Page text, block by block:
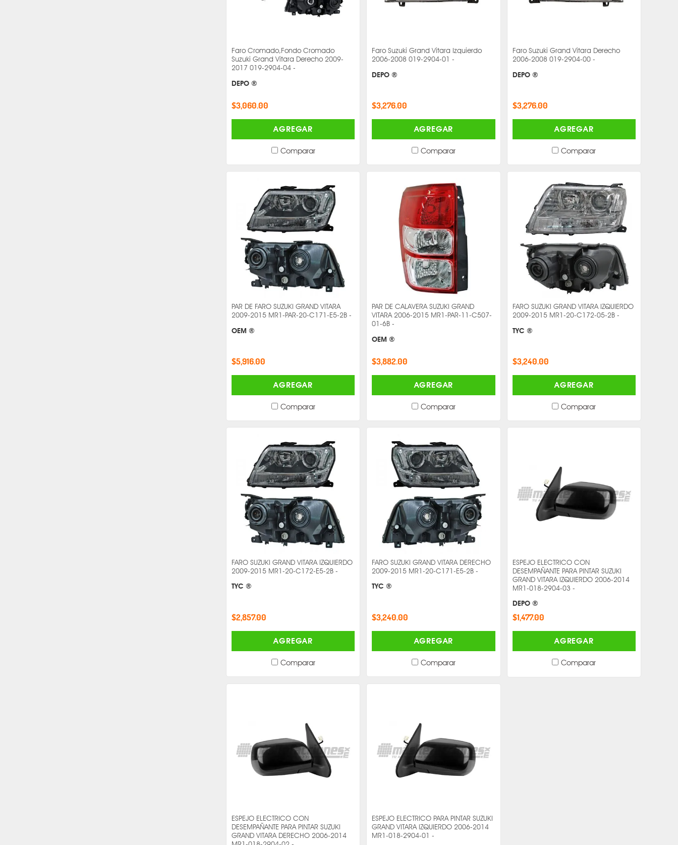
Faro Cromado,Fondo Cromado
Suzuki Grand Vitara Derecho 2009-
2017 019-2904-04 -
DEPO ®
$3,060.00
AGREGAR
Comparar
Faro Suzuki Grand Vitara Izquierdo
2006-2008 019-2904-01 -
DEPO ®
$3,276.00
AGREGAR
Comparar
Faro Suzuki Grand Vitara Derecho
2006-2008 019-2904-00 -
DEPO ®
$3,276.00
AGREGAR
Comparar
PAR DE FARO SUZUKI GRAND VITARA
2009-2015 MR1-PAR-20-C171-E5-2B -
OEM ®
$5,916.00
AGREGAR
Comparar
PAR DE CALAVERA SUZUKI GRAND
VITARA 2006-2015 MR1-PAR-11-C507-
01-6B -
OEM ®
$3,882.00
AGREGAR
Comparar
FARO SUZUKI GRAND VITARA IZQUIERDO
2009-2015 MR1-20-C172-05-2B -
TYC ®
$3,240.00
AGREGAR
Comparar
FARO SUZUKI GRAND VITARA IZQUIERDO
2009-2015 MR1-20-C172-E5-2B -
TYC ®
$2,857.00
AGREGAR
Comparar
FARO SUZUKI GRAND VITARA DERECHO
2009-2015 MR1-20-C171-E5-2B -
TYC ®
$3,240.00
AGREGAR
Comparar
ESPEJO ELECTRICO CON
DESEMPAÑANTE PARA PINTAR SUZUKI
GRAND VITARA IZQUIERDO 2006-2014
MR1-018-2904-03 -
DEPO ®
$1,477.00
AGREGAR
Comparar
ESPEJO ELECTRICO CON
DESEMPAÑANTE PARA PINTAR SUZUKI
GRAND VITARA DERECHO 2006-2014
ESPEJO ELECTRICO PARA PINTAR SUZUKI
GRAND VITARA IZQUIERDO 2006-2014
MR1-018-2904-01 -